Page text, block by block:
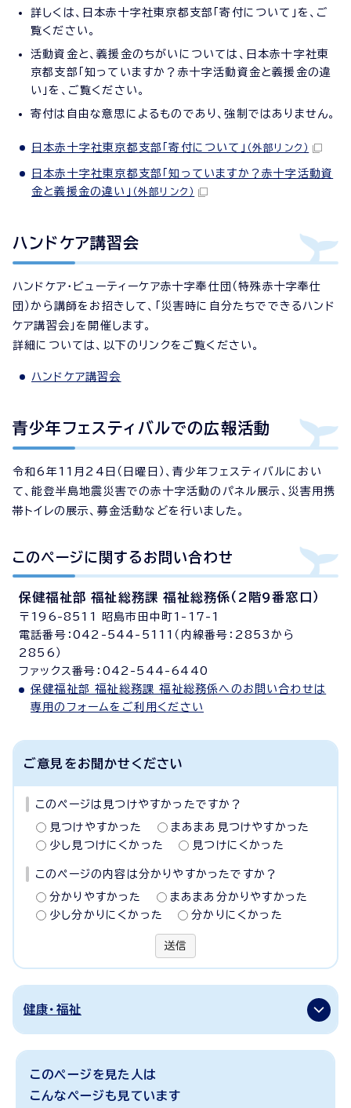
詳しくは、日本赤十字社東京都支部「寄付について」を、ご
覧ください。
活動資金と、義援金のちがいについては、日本赤十字社東
京都支部「知っていますか？赤十字活動資金と義援金の違
い」を、ご覧ください。
寄付は自由な意思によるものであり、強制ではありません。
日本赤十字社東京都支部「寄付について」 （外部リンク）
日本赤十字社東京都支部「知っていますか？赤十字活動資
金と義援金の違い」 （外部リンク）
ハンドケア講習会
ハンドケア・ビューティーケア赤十字奉仕団（特殊赤十字奉仕
団）から講師をお招きして、「災害時に自分たちでできるハンド
ケア講習会」を開催します。
詳細については、以下のリンクをご覧ください。
ハンドケア講習会
青少年フェスティバルでの広報活動
令和6年11月24日（日曜日）、青少年フェスティバルにおい
て、能登半島地震災害での赤十字活動のパネル展示、災害用携
帯トイレの展示、募金活動などを行いました。
このページに関する お問い合わせ
保健福祉部 福祉総務課 福祉総務係（2階9番窓口）
〒196-8511 昭島市田中町1-17-1
電話番号：042-544-5111（内線番号：2853から
2856）
ファックス番号：042-544-6440
保健福祉部 福祉総務課 福祉総務係へのお問い合わせは
専用のフォームをご利用ください
ご意見をお聞かせください
このページは見つけやすかったですか？
見つけやすかった
まあまあ見つけやすかった
少し見つけにくかった
見つけにくかった
このページの内容は分かりやすかったですか？
分かりやすかった
まあまあ分かりやすかった
少し分かりにくかった
分かりにくかった
送信
健康・福祉
このページを見た人は
こんなページも見ています